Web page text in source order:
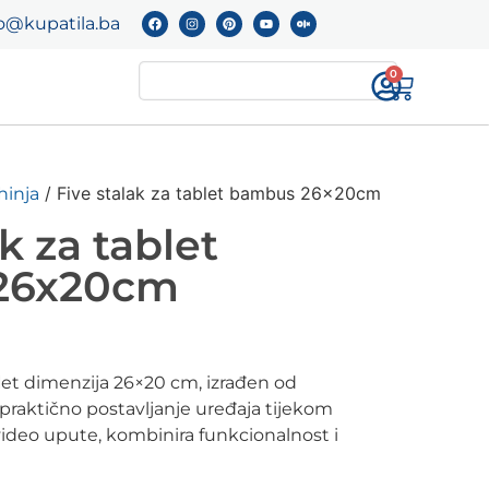
0
/ Five stalak za tablet bambus 26x20cm
za tablet
dimenzija 26×20 cm, izrađen od
postavljanje uređaja tijekom
upute, kombinira funkcionalnost i